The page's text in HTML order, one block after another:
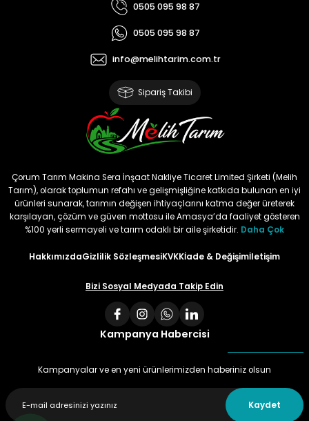
0505 095 98 87
0505 095 98 87
info@melihtarim.com.tr
Sipariş Takibi
Çorum Tarım Makina Sera İnşaat Nakliye Ticaret Limited Şirketi (Melih
Tarım), olarak toplumun refahı ve gelişmişliğine katkıda bulunan en iyi
ürünleri sunarak, tarımın değişen ihtiyaçlarını katma değer üreterek
karşılayan, çözüm ve güven mottosu ile Amasya’da faaliyet gösteren
%100 yerli sermayeli ve tarım odaklı bir aile şirketidir. Daha Çok
HakkımızdaGizlilik SözleşmesiKVKKİade & Değişimİletişim
Bizi Sosyal Medyada Takip Edin
Kampanya Habercisi
Kampanyalar ve en yeni ürünlerimizden haberiniz olsun
Kaydet